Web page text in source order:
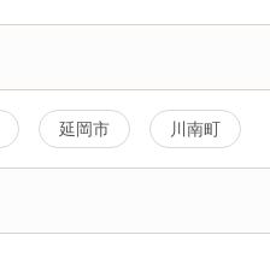
延岡市 川南町